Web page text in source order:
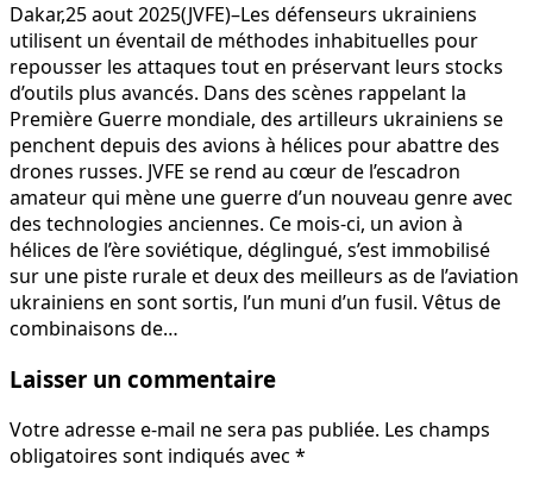
Dakar,25 aout 2025(JVFE)–Les défenseurs ukrainiens
utilisent un éventail de méthodes inhabituelles pour
repousser les attaques tout en préservant leurs stocks
d’outils plus avancés. Dans des scènes rappelant la
Première Guerre mondiale, des artilleurs ukrainiens se
penchent depuis des avions à hélices pour abattre des
drones russes. JVFE se rend au cœur de l’escadron
amateur qui mène une guerre d’un nouveau genre avec
des technologies anciennes. Ce mois-ci, un avion à
hélices de l’ère soviétique, déglingué, s’est immobilisé
sur une piste rurale et deux des meilleurs as de l’aviation
ukrainiens en sont sortis, l’un muni d’un fusil. Vêtus de
combinaisons de…
Laisser un commentaire
Votre adresse e-mail ne sera pas publiée. Les champs
obligatoires sont indiqués avec *